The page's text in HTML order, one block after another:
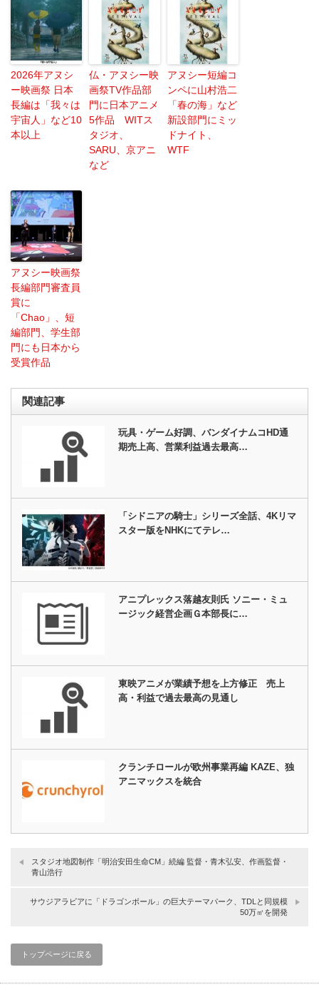
2026年アヌシ
ー映画祭 日本
長編は「我々は
宇宙人」など10
本以上
仏・アヌシー映
画祭TV作品部
門に日本アニメ
5作品 WITス
タジオ、
SARU、京アニ
など
アヌシー短編コ
ンペに山村浩二
「春の海」など
新設部門にミッ
ドナイト、
WTF
アヌシー映画祭
長編部門審査員
賞に
「Chao」、短
編部門、学生部
門にも日本から
受賞作品
関連記事
玩具・ゲーム好調、バンダイナムコHD通
期売上高、営業利益過去最高…
「シドニアの騎士」シリーズ全話、4Kリマ
スター版をNHKにてテレ…
アニプレックス落越友則氏 ソニー・ミュ
ージック経営企画Ｇ本部長に…
東映アニメが業績予想を上方修正 売上
高・利益で過去最高の見通し
クランチロールが欧州事業再編 KAZE、独
アニマックスを統合
スタジオ地図制作「明治安田生命CM」続編 監督・青木弘安、作画監督・
青山浩行
サウジアラビアに「ドラゴンボール」の巨大テーマパーク、TDLと同規模
50万㎡を開発
トップページに戻る